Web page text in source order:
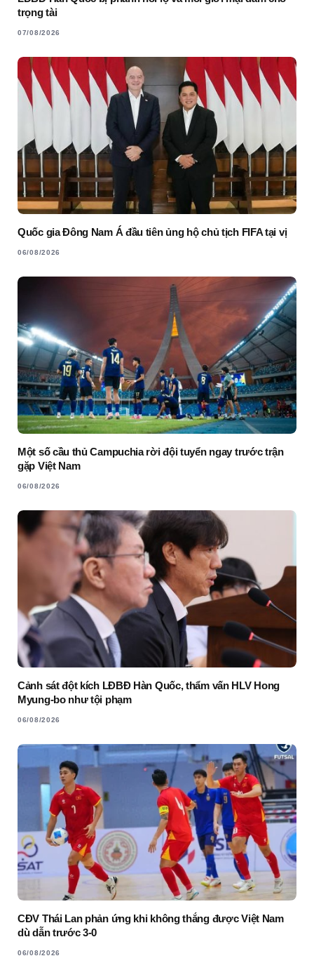
trọng tài
07/08/2026
Quốc gia Đông Nam Á đầu tiên ủng hộ chủ tịch FIFA tại vị
06/08/2026
Một số cầu thủ Campuchia rời đội tuyển ngay trước trận
gặp Việt Nam
06/08/2026
Cảnh sát đột kích LĐBĐ Hàn Quốc, thẩm vấn HLV Hong
Myung-bo như tội phạm
06/08/2026
CĐV Thái Lan phản ứng khi không thắng được Việt Nam
dù dẫn trước 3-0
06/08/2026